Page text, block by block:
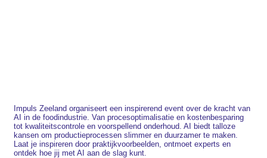
Impuls Zeeland organiseert een inspirerend event over de kracht van
AI in de foodindustrie. Van procesoptimalisatie en kostenbesparing
tot kwaliteitscontrole en voorspellend onderhoud. AI biedt talloze
kansen om productieprocessen slimmer en duurzamer te maken.
Laat je inspireren door praktijkvoorbeelden, ontmoet experts en
ontdek hoe jij met AI aan de slag kunt.